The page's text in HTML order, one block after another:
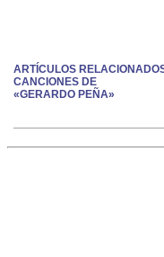
ARTÍCULOS
CANCIONES DE
«GERARDO PEÑA»